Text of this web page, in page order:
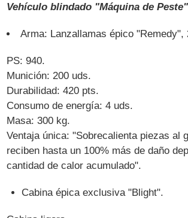
Vehículo blindado "Máquina de
Arma: Lanzallamas épico "Remedy",
PS: 940.
Munición: 200 uds.
Durabilidad: 420 pts.
Consumo de energía: 4 uds.
Masa: 300 kg.
Ventaja única: "Sobrecalienta piezas al
reciben hasta un 100% más de daño
cantidad de calor acumulado".
Cabina épica exclusiva "Blight".